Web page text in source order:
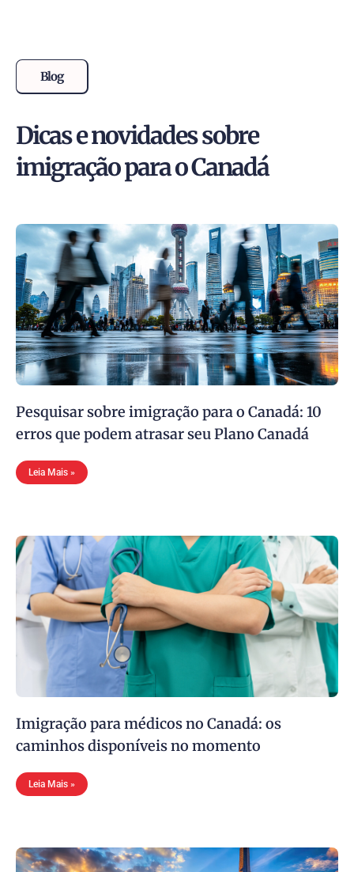
Blog
Dicas e novidades sobre
imigração para o Canadá
Pesquisar sobre imigração para o Canadá: 10
erros que podem atrasar seu Plano Canadá
Leia Mais »
Imigração para médicos no Canadá: os
caminhos disponíveis no momento
Leia Mais »